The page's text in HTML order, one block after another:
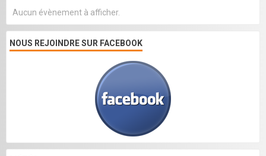
Aucun évènement à afficher.
NOUS REJOINDRE SUR FACEBOOK